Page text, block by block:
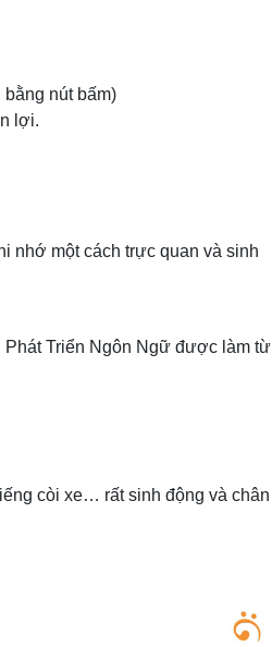
nút bấm)
lợi.
nhớ một cách trực quan và sinh
Triển Ngôn Ngữ được làm từ
còi xe… rất sinh động và chân